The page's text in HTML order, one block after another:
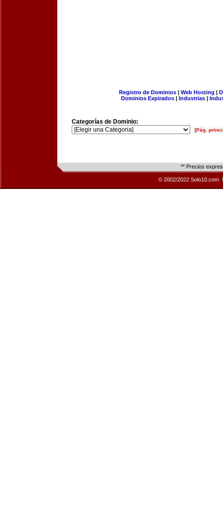
Registro de Dominios| Web Hosting |
Dominios Expirados | Industrias |
Categorías de Dominio:
[Pág.
** Precios
© 2002/2022 Solo10.com